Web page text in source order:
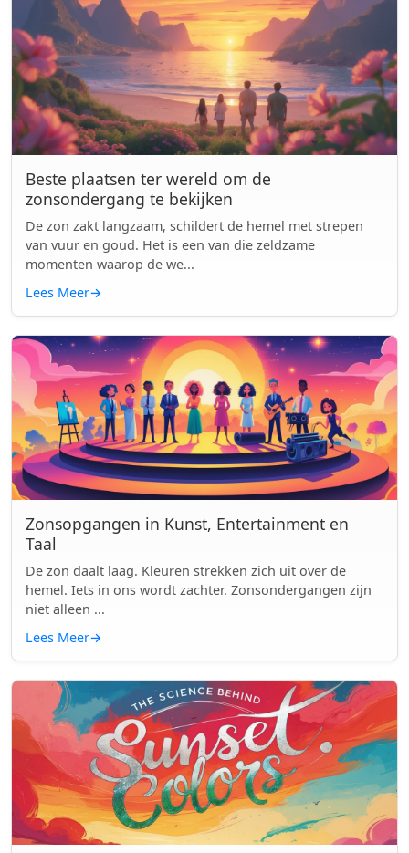
Beste plaatsen ter wereld om de
zonsondergang te bekijken
De zon zakt langzaam, schildert de hemel met strepen
van vuur en goud. Het is een van die zeldzame
momenten waarop de we...
Lees Meer→
Zonsopgangen in Kunst, Entertainment en
Taal
De zon daalt laag. Kleuren strekken zich uit over de
hemel. Iets in ons wordt zachter. Zonsondergangen zijn
niet alleen ...
Lees Meer→